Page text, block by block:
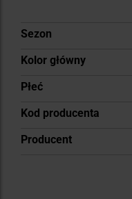
Sezon
Kolor główny
Płeć
Kod producenta
Producent